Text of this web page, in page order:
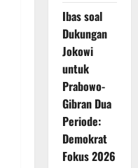
Ibas soal
Dukungan
Jokowi
untuk
Prabowo-
Gibran Dua
Periode:
Demokrat
Fokus 2026